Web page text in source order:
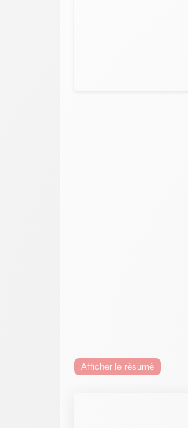
Afficher le résumé